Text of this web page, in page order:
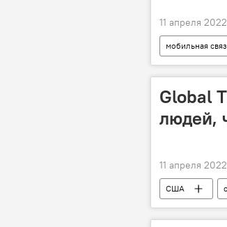
11 апреля
мобильная
Global
людей,
11 апреля
США